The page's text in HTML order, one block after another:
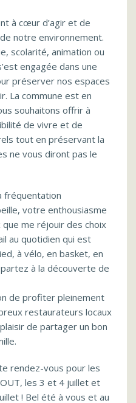
à cœur d’agir et de
notre environnement.
scolarité, animation ou
engagée dans une
préserver nos espaces
La commune est en
souhaitons offrir à
de vivre et de
tout en préservant la
ne vous diront pas le
fréquentation
votre enthousiasme
me réjouir des choix
au quotidien qui est
à vélo, en basket, en
à la découverte de
de profiter pleinement
restaurateurs locaux
de partager un bon
rendez-vous pour les
les 3 et 4 juillet et
! Bel été à vous et au